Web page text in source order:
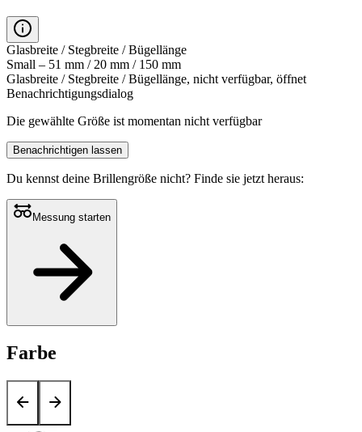
Glasbreite / Stegbreite / Bügellänge
Small – 51 mm / 20 mm / 150 mm
Glasbreite / Stegbreite / Bügellänge, nicht verfügbar, öffnet
Benachrichtigungsdialog
Die gewählte Größe ist momentan nicht verfügbar
Benachrichtigen lassen
Du kennst deine Brillengröße nicht? Finde sie jetzt heraus:
Messung starten
Farbe